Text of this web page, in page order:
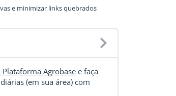
e minimizar links quebrados
Agrobase e faça
(em sua área) com